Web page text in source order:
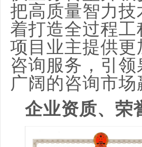
把高质量智力
着打造全过程
项目业主提供
咨询服务，引
广阔的咨询市
企业资质、荣